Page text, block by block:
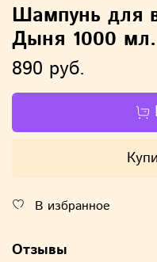
Шампунь для
Дыня 1000 мл.
890 руб.
В избранное
Отзывы